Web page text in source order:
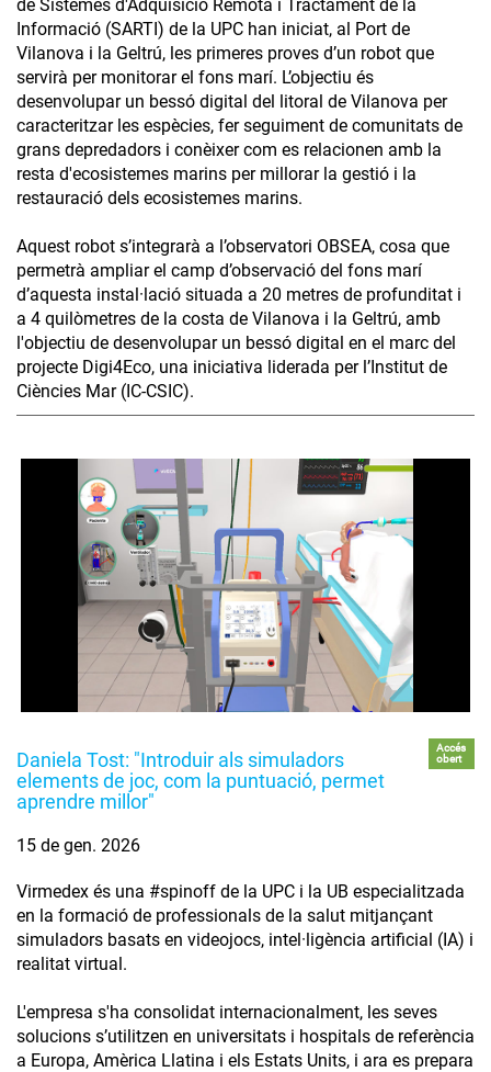
de Sistemes d'Adquisició Remota i Tractament de la
Informació (SARTI) de la UPC han iniciat, al Port de
Vilanova i la Geltrú, les primeres proves d’un robot que
servirà per monitorar el fons marí. L’objectiu és
desenvolupar un bessó digital del litoral de Vilanova per
caracteritzar les espècies, fer seguiment de comunitats de
grans depredadors i conèixer com es relacionen amb la
resta d'ecosistemes marins per millorar la gestió i la
restauració dels ecosistemes marins.
Aquest robot s’integrarà a l’observatori OBSEA, cosa que
permetrà ampliar el camp d’observació del fons marí
d’aquesta instal·lació situada a 20 metres de profunditat i
a 4 quilòmetres de la costa de Vilanova i la Geltrú, amb
l'objectiu de desenvolupar un bessó digital en el marc del
projecte Digi4Eco, una iniciativa liderada per l’Institut de
Ciències Mar (IC-CSIC).
Daniela Tost: "Introduir als simuladors
elements de joc, com la puntuació, permet
aprendre millor"
Accés
obert
15 de gen. 2026
Virmedex és una #spinoff de la UPC i la UB especialitzada
en la formació de professionals de la salut mitjançant
simuladors basats en videojocs, intel·ligència artificial (IA) i
realitat virtual.
L'empresa s'ha consolidat internacionalment, les seves
solucions s’utilitzen en universitats i hospitals de referència
a Europa, Amèrica Llatina i els Estats Units, i ara es prepara